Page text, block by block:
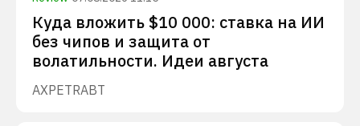
Куда вложить $10 000: ставка на ИИ
без чипов и защита от
волатильности. Идеи августа
AXPETRABT